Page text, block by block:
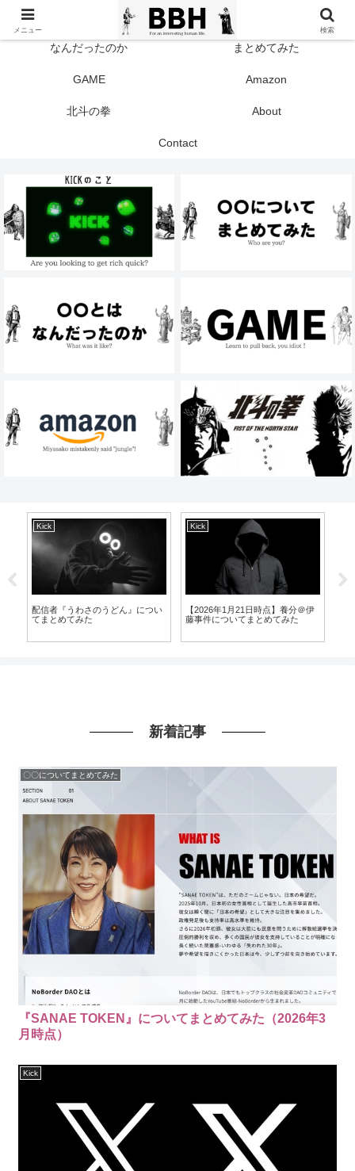
なんだったのか まとめてみた
GAME Amazon
北斗の拳 About
Contact
Kick
配信者『うわさのうどん』につい
てまとめてみた
Kick
【2026年1月21日時点】養分＠伊
藤事件についてまとめてみた
新着記事
〇〇についてまとめてみた
『SANAE TOKEN』についてまとめてみた（2026年3
月時点）
Kick
メニュー 検索